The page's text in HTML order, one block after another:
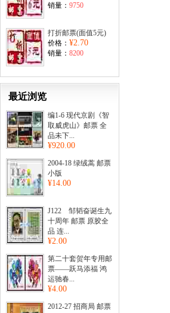
销量： 9750
打折邮票(面值5元)
价格： ¥2.70
销量： 8200
最近浏览
编1-6 现代京剧《智
取威虎山》邮票 全
品未下...
¥920.00
2004-18 绿绒蒿 邮票
小版
¥14.00
J122 邹韬奋诞生九
十周年 邮票 原胶全
品 连...
¥2.00
第二十套贺年专用邮
票——跃马添福 鸿
运驰春...
¥4.00
2012-27 招商局 邮票